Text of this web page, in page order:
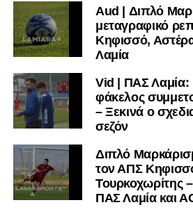
μαθαίνετε σε χρόνο dt όλα τα νέα.
Aud | Διπλό
μεταγραφικό
Κηφισσό,
Λαμία
Vid | ΠΑΣ Λαμία:
φάκελος
– Ξεκινά ο
σεζόν
Διπλό
τον ΑΠΣ
Τουρκοχωρίτης
ΠΑΣ Λαμία και